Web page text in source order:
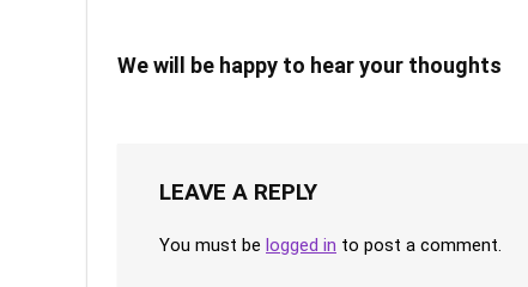
We will be happy to hear your thoughts
LEAVE A REPLY
You must be logged in to post a comment.